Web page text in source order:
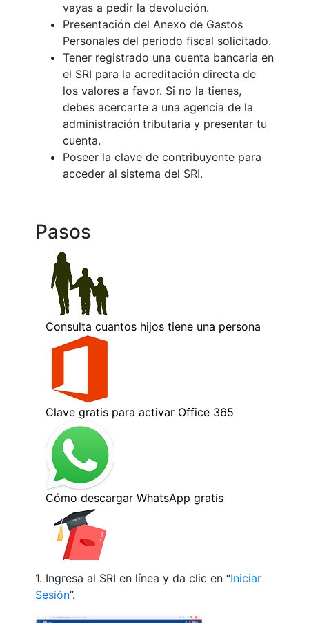
vayas a pedir la devolución.
Presentación del Anexo de Gastos
Personales del periodo fiscal solicitado.
Tener registrado una cuenta bancaria en
el SRI para la acreditación directa de
los valores a favor. Si no la tienes,
debes acercarte a una agencia de la
administración tributaria y presentar tu
cuenta.
Poseer la clave de contribuyente para
acceder al sistema del SRI.
Pasos
1. Ingresa al SRI en línea y da clic en “Iniciar
Sesión”.